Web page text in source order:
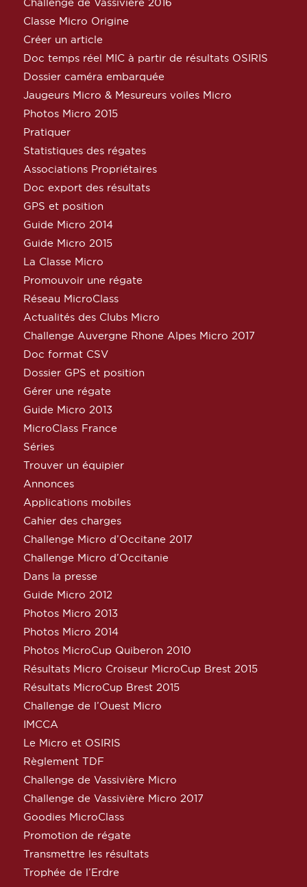
Challenge de Vassivière 2016
Classe Micro Origine
Créer un article
Doc temps réel MIC à partir de résultats OSIRIS
Dossier caméra embarquée
Jaugeurs Micro & Mesureurs voiles Micro
Photos Micro 2015
Pratiquer
Statistiques des régates
Associations Propriétaires
Doc export des résultats
GPS et position
Guide Micro 2014
Guide Micro 2015
La Classe Micro
Promouvoir une régate
Réseau MicroClass
Actualités des Clubs Micro
Challenge Auvergne Rhone Alpes Micro 2017
Doc format CSV
Dossier GPS et position
Gérer une régate
Guide Micro 2013
MicroClass France
Séries
Trouver un équipier
Annonces
Applications mobiles
Cahier des charges
Challenge Micro d’Occitane 2017
Challenge Micro d’Occitanie
Dans la presse
Guide Micro 2012
Photos Micro 2013
Photos Micro 2014
Photos MicroCup Quiberon 2010
Résultats Micro Croiseur MicroCup Brest 2015
Résultats MicroCup Brest 2015
Challenge de l’Ouest Micro
IMCCA
Le Micro et OSIRIS
Règlement TDF
Challenge de Vassivière Micro
Challenge de Vassivière Micro 2017
Goodies MicroClass
Promotion de régate
Transmettre les résultats
Trophée de l’Erdre